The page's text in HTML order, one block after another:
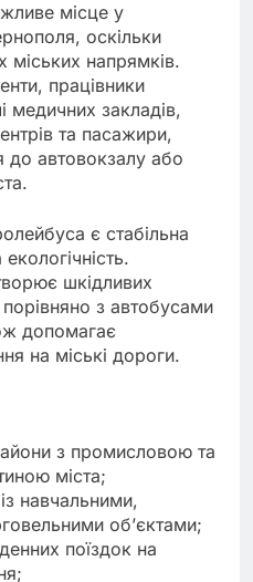
місце у
оскільки
міських напрямків.
працівники
медичних закладів,
та пасажири,
до автовокзалу або
є стабільна
шкідливих
з автобусами
допомагає
на міські дороги.
з промисловою та
міста;
навчальними,
об’єктами;
поїздок на